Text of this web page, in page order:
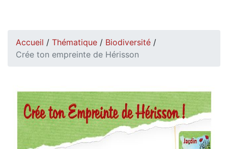
Accueil / Thématique / Biodiversité /
Crée ton empreinte de Hérisson